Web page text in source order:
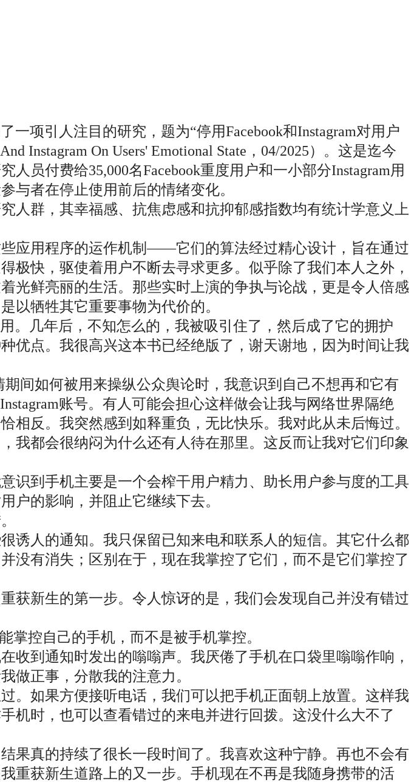
一项引人注目的研究，题为“停用Facebook和Instagram对用户
Instagram On Users' Emotional State，04/2025）。这是迄今
员付费给35,000名Facebook重度用户和一小部分Instagram用
与者在停止使用前后的情绪变化。
人群，其幸福感、抗焦虑感和抗抑郁感指数均有统计学意义上
应用程序的运作机制——它们的算法经过精心设计，旨在通过
极快，驱使着用户不断去寻求更多。似乎除了我们本人之外，
鲜亮丽的生活。那些实时上演的争执与论战，更是令人倍感
以牺牲其它重要事物为代价的。
。几年后，不知怎么的，我被吸引住了，然后成了它的拥护
优点。我很高兴这本书已经绝版了，谢天谢地，因为时间让我
期间如何被用来操纵公众舆论时，我意识到自己不想再和它有
账号。有人可能会担心这样做会让我与网络世界隔绝
反。我突然感到如释重负，无比快乐。我对此从未后悔过。
我都会很纳闷为什么还有人待在那里。这反而让我对它们印象
识到手机主要是一个会榨干用户精力、助长用户参与度的工具
户的影响，并阻止它继续下去。
诱人的通知。我只保留已知来电和联系人的短信。其它什么都
没有消失；区别在于，现在我掌控了它们，而不是它们掌控了
获新生的第一步。令人惊讶的是，我们会发现自己并没有错过
掌控自己的手机，而不是被手机掌控。
收到通知时发出的嗡嗡声。我厌倦了手机在口袋里嗡嗡作响，
做正事，分散我的注意力。
。如果方便接听电话，我们可以把手机正面朝上放置。这样我
机时，也可以查看错过的来电并进行回拨。这没什么大不了
果真的持续了很长一段时间了。我喜欢这种宁静。再也不会有
重获新生道路上的又一步。手机现在不再是我随身携带的活